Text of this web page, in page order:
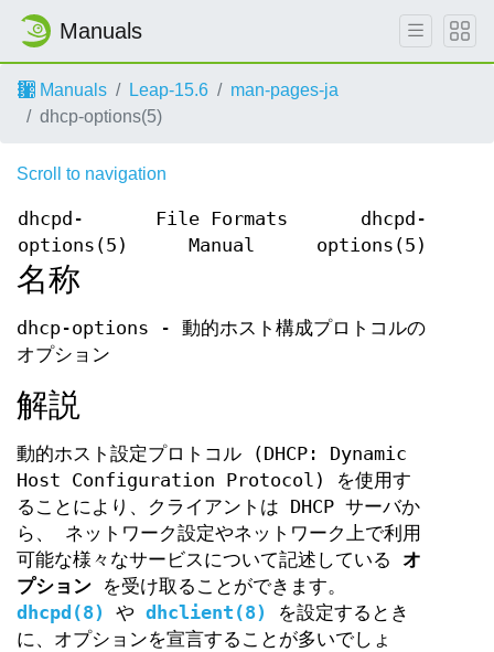
Manuals
Manuals Leap-15.6
man-pages-ja
dhcp-options(5)
Scroll to navigation
dhcpd-
options(5)
File Formats
Manual
dhcpd-
options(5)
名称
dhcp-options - 動的ホスト構成プロトコルの
オプション
解説
動的ホスト設定プロトコル (DHCP: Dynamic
Host Configuration Protocol) を使用す
ることにより、クライアントは DHCP サーバか
ら、 ネットワーク設定やネットワーク上で利用
可能な様々なサービスについて記述している オ
プション を受け取ることができます。
dhcpd(8)
や dhclient(8)
を設定するとき
に、オプションを宣言することが多いでしょ